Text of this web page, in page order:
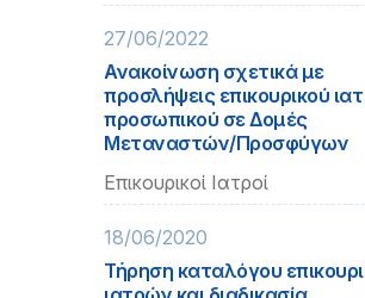
27/06/2022
Ανακοίνωση σχετικά με
προσλήψεις επικουρικού
προσωπικού σε Δομές
Μεταναστών/Προσφύγων
Επικουρικοί Ιατροί
18/06/2020
Τήρηση καταλόγου